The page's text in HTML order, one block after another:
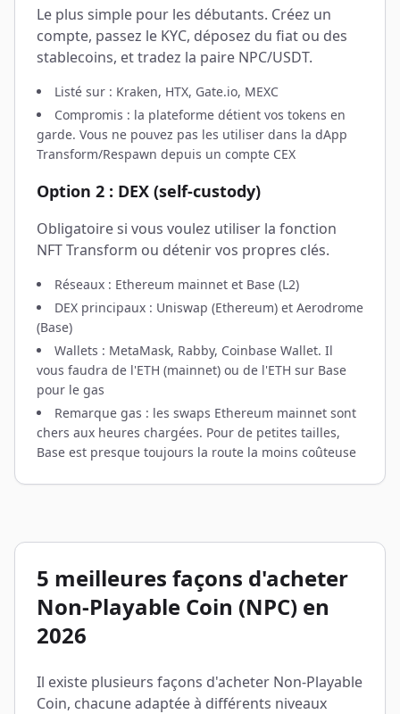
Le plus simple pour les débutants. Créez un
compte, passez le KYC, déposez du fiat ou des
stablecoins, et tradez la paire NPC/USDT.
Listé sur : Kraken, HTX, Gate.io, MEXC
Compromis : la plateforme détient vos tokens en
garde. Vous ne pouvez pas les utiliser dans la dApp
Transform/Respawn depuis un compte CEX
Option 2 : DEX (self-custody)
Obligatoire si vous voulez utiliser la fonction
NFT Transform ou détenir vos propres clés.
Réseaux : Ethereum mainnet et Base (L2)
DEX principaux : Uniswap (Ethereum) et Aerodrome
(Base)
Wallets : MetaMask, Rabby, Coinbase Wallet. Il
vous faudra de l'ETH (mainnet) ou de l'ETH sur Base
pour le gas
Remarque gas : les swaps Ethereum mainnet sont
chers aux heures chargées. Pour de petites tailles,
Base est presque toujours la route la moins coûteuse
5 meilleures façons d'acheter
Non-Playable Coin (NPC) en
2026
Il existe plusieurs façons d'acheter Non-Playable
Coin, chacune adaptée à différents niveaux